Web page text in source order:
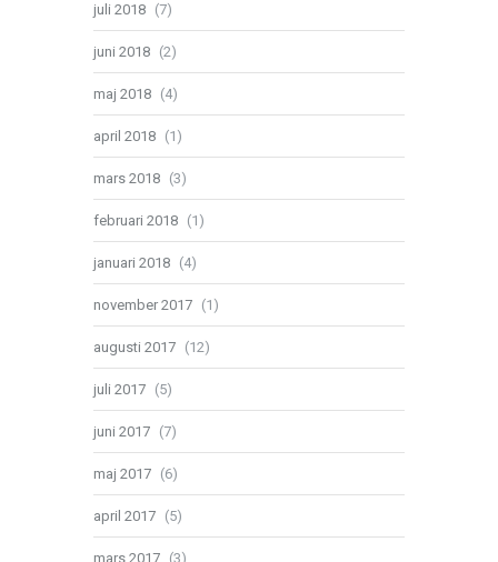
juli 2018 (7)
juni 2018 (2)
maj 2018 (4)
april 2018 (1)
mars 2018 (3)
februari 2018 (1)
januari 2018 (4)
november 2017 (1)
augusti 2017 (12)
juli 2017 (5)
juni 2017 (7)
maj 2017 (6)
april 2017 (5)
mars 2017 (3)